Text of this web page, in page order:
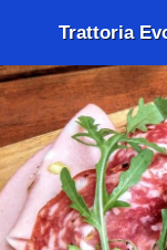
Trattoria